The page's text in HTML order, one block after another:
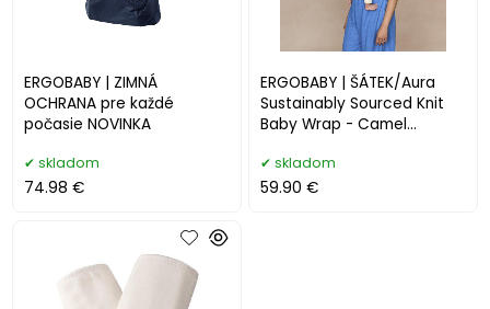
ERGOBABY | ZIMNÁ
OCHRANA pre každé
počasie NOVINKA
skladom
74.98 €
ERGOBABY | ŠÁTEK/Aura
Sustainably Sourced Knit
Baby Wrap - Camel
skladom
59.90 €